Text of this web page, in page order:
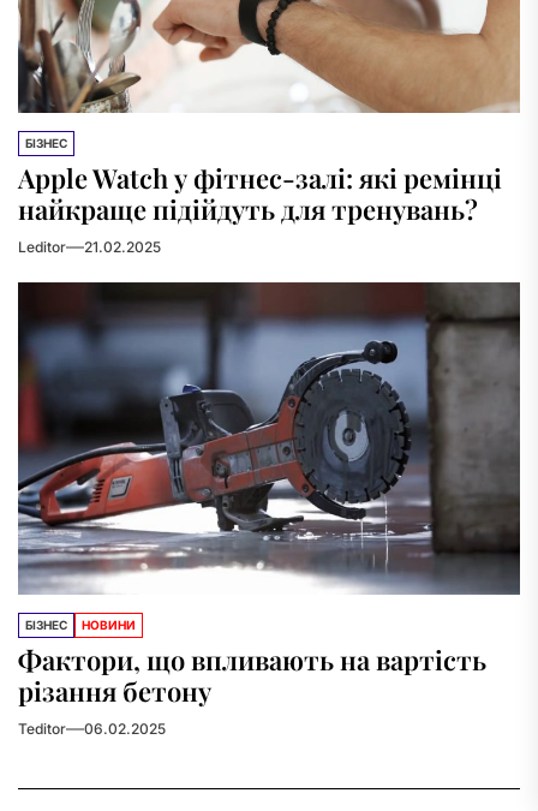
БІЗНЕС
Apple Watch у фітнес-залі: які ремінці
найкраще підійдуть для тренувань?
Leditor 21.02.2025
БІЗНЕС НОВИНИ
Фактори, що впливають на вартість
різання бетону
Teditor 06.02.2025